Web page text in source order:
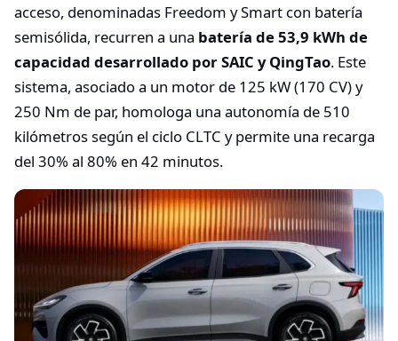
acceso, denominadas Freedom y Smart con batería
semisólida, recurren a una batería de 53,9 kWh de
capacidad desarrollado por SAIC y QingTao. Este
sistema, asociado a un motor de 125 kW (170 CV) y
250 Nm de par, homologa una autonomía de 510
kilómetros según el ciclo CLTC y permite una recarga
del 30% al 80% en 42 minutos.